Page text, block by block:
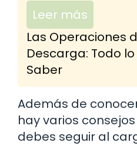
Leer más
Las Operaciones
Descarga: Todo
Saber
Además de
hay varios
debes seguir al